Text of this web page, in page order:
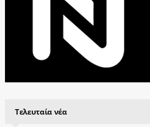
Τελευταία νέα